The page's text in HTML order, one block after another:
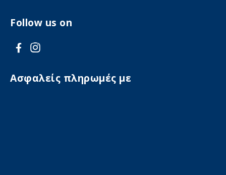
Follow us on
V
s
V
s
Ασφαλείς πληρωμές με